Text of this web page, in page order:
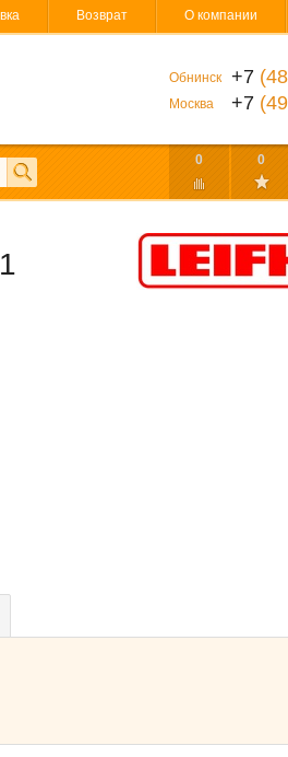
Возврат О компании
Обнинск +7
Москва +7
0 0